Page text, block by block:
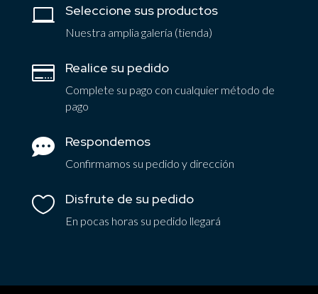
 Seleccione sus productos
Nuestra amplia galería (tienda)
 Realice su pedido
Complete su pago con cualquier método de
pago
 Respondemos
Confirmamos su pedido y dirección
 Disfrute de su pedido
En pocas horas su pedido llegará